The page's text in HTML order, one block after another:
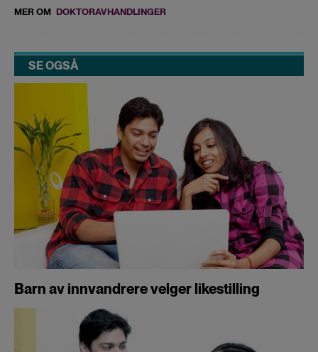
MER OM DOKTORAVHANDLINGER
SE OGSÅ
Barn av innvandrere velger likestilling